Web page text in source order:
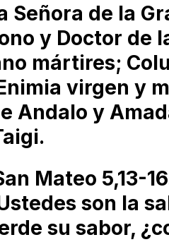
de la
y Doctor de
mártires;
virgen y
Andalo y
Mateo 5,13-
son la
su sabor,